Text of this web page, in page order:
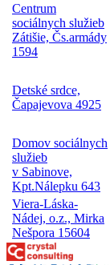
Centrum
sociálnych služieb
Zátišie, Čs.armády
1594
Detské srdce,
Čapajevova 4925
Domov sociálnych
služieb
v Sabinove,
Kpt.Nálepku 643
Viera-Láska-
Nádej, o.z., Mirka
Nešpora 15604